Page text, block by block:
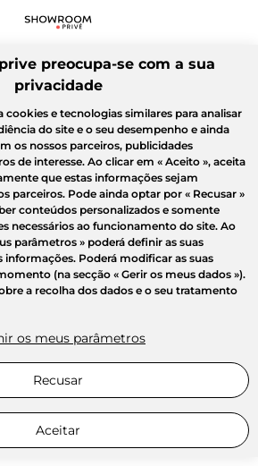
preocupa-se com a sua
privacidade
e tecnologias similares para analisar
do site e o seu desempenho e ainda
os nossos parceiros, publicidades
de interesse. Ao clicar em « Aceito », aceita
que estas informações sejam
parceiros. Pode ainda optar por « Recusar »
conteúdos personalizados e somente
necessários ao funcionamento do site. Ao
parâmetros » poderá definir as suas
informações. Poderá modificar as suas
(na secção « Gerir os meus dados »).
a recolha dos dados e o seu tratamento
os meus parâmetros
Recusar
Aceitar